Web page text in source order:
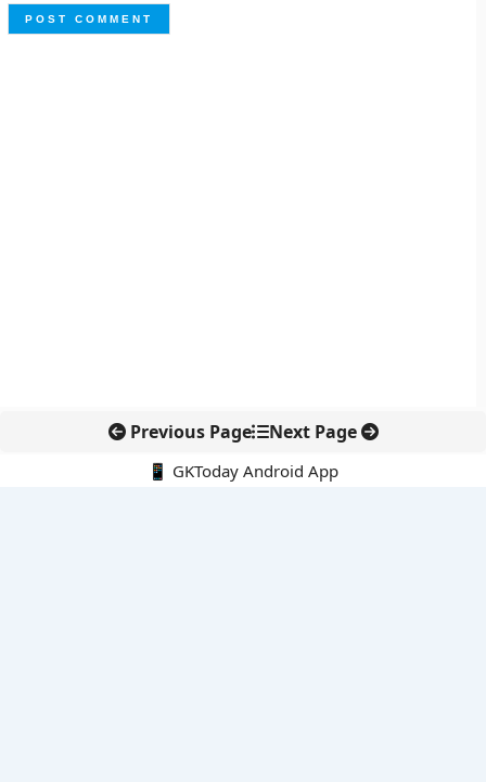
Previous Page Next Page
📱 GKToday Android App